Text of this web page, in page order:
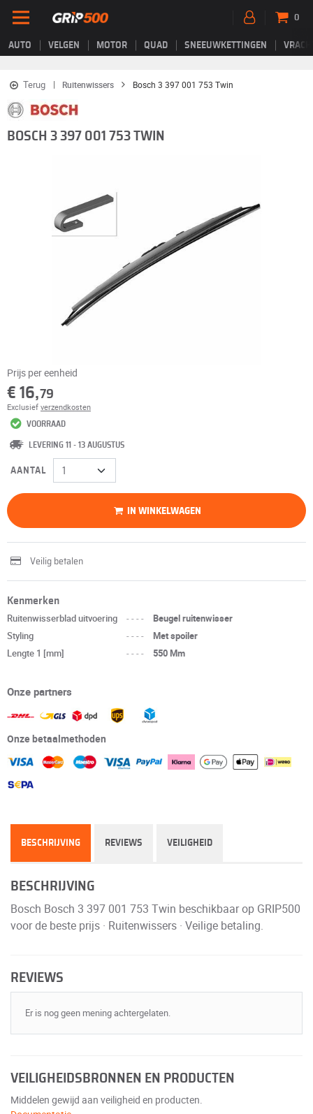
AUTO VELGEN MOTOR QUAD SNEEUWKETTINGEN
0
Terug Ruitenwissers Bosch 3 397 001 753 Twin
BOSCH 3 397 001 753 TWIN
Prijs per eenheid
€ 16,79
Exclusief verzendkosten
VOORRAAD
LEVERING 11 - 13 AUGUSTUS
AANTAL
IN WINKELWAGEN
Veilig betalen
Kenmerken
Ruitenwisserblad uitvoering ----
Beugel ruitenwisser
Styling
----
Met spoiler
Lengte 1 [mm]
---- 550 Mm
Onze partners
Onze betaalmethoden
BESCHRIJVING REVIEWS VEILIGHEID
BESCHRIJVING
Bosch Bosch 3 397 001 753 Twin beschikbaar op GRIP500
voor de beste prijs · Ruitenwissers · Veilige betaling.
REVIEWS
Er is nog geen mening achtergelaten.
VEILIGHEIDSBRONNEN EN PRODUCTEN
Middelen gewijd aan veiligheid en producten.